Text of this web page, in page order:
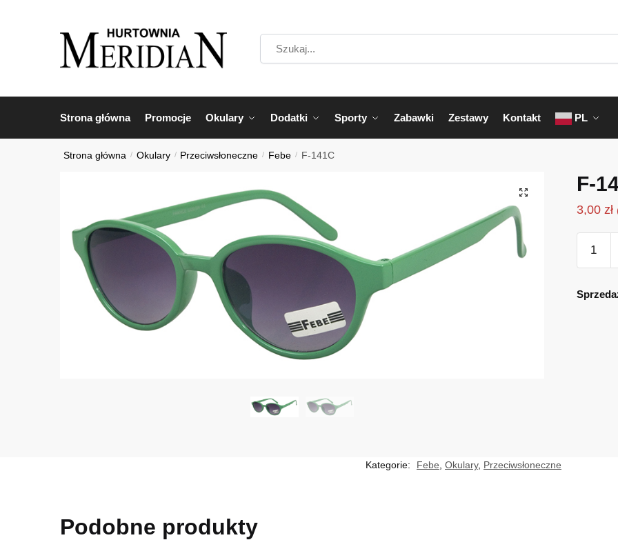
Strona główna Promocje Okulary Dodatki Sporty Zabawki Zestawy Kontakt PL
Strona główna / Okulary / Przeciwsłoneczne / Febe / F-141C
F-
3,00 zł
Kategorie: Febe Okulary, Przeciwsłoneczne
Podobne produkty